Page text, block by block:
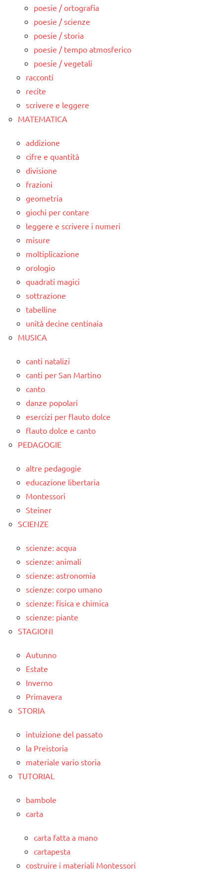
poesie / ortografia
poesie / scienze
poesie / storia
poesie / tempo atmosferico
poesie / vegetali
racconti
recite
scrivere e leggere
MATEMATICA
addizione
cifre e quantità
divisione
frazioni
geometria
giochi per contare
leggere e scrivere i numeri
misure
moltiplicazione
orologio
quadrati magici
sottrazione
tabelline
unità decine centinaia
MUSICA
canti natalizi
canti per San Martino
canto
danze popolari
esercizi per flauto dolce
flauto dolce e canto
PEDAGOGIE
altre pedagogie
educazione libertaria
Montessori
Steiner
SCIENZE
scienze: acqua
scienze: animali
scienze: astronomia
scienze: corpo umano
scienze: fisica e chimica
scienze: piante
STAGIONI
Autunno
Estate
Inverno
Primavera
STORIA
intuizione del passato
la Preistoria
materiale vario storia
TUTORIAL
bambole
carta
carta fatta a mano
cartapesta
costruire i materiali Montessori